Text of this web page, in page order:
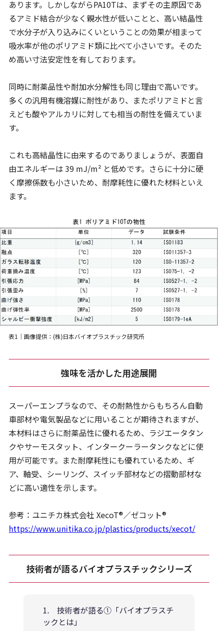
あります。しかしながらPA10Tは、まずその主原因であ
るアミド結合が少なく親水性が低いことと、高い結晶性
で水分子が入り込みにくいということの効果が相まって
吸水率が他のポリアミド類に比べて小さいです。そのた
め高い寸法安定性を有しております。
同時に耐薬品性や耐加水分解性も同じ理由で高いです。
多くの汎用有機溶媒に耐性があり、またポリアミドと言
えども酸やアルカリに対しても相当の耐性を備えていま
す。
これも高結晶性に由来するのでありましょうが、表面自
由エネルギーは 39 mJ/m² と低めです。さらに十分に硬
く摩擦係数も小さいため、耐摩耗性に優れた材料といえ
ます。
表1｜画像提供：(株)日本バイオプラスチック研究所
強味を活かした用途展開
スーパーエンプラなので、その耐熱性からもちろん自動
車部材や電気製品などに用いることが期待されますが、
本材料はさらに耐薬品性に優れるため、ラジエータタン
クやサーモスタット、インタークーラータンクなどに使
用が可能です。また耐摩耗性にも優れているため、ギ
ア、軸受、シーリング、スイッチ部材などの摺動部材な
どに高い適性を示します。
参考：ユニチカ株式会社 XecoT®／ゼコット®
https://www.unitika.co.jp/plastics/products/xecot/
技術者が語るバイオプラスチックシリーズ
1. 技術者が語る①「バイオプラスチ
ックとは」